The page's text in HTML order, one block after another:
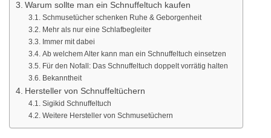
Warum sollte man ein Schnuffeltuch kaufen
Schmusetücher schenken Ruhe & Geborgenheit
Mehr als nur eine Schlafbegleiter
Immer mit dabei
Ab welchem Alter kann man ein Schnuffeltuch einsetzen
Für den Nofall: Das Schnuffeltuch doppelt vorrätig halten
Bekanntheit
Hersteller von Schnuffeltüchern
Sigikid Schnuffeltuch
Weitere Hersteller von Schmusetüchern